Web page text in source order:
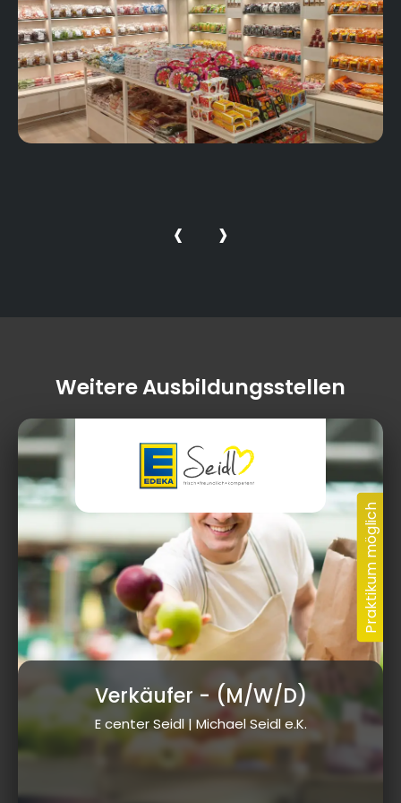
‹ ›
Weitere Ausbildungsstellen
Verkäufer- (M/W/D)
E center Seidl | Michael Seidl e.K.